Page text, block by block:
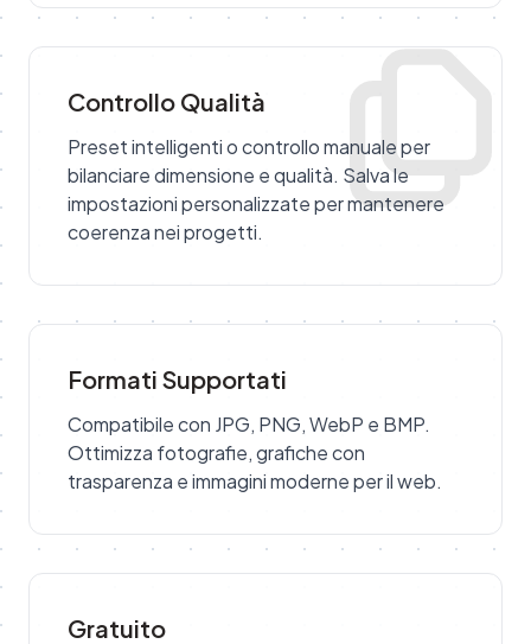
Controllo Qualità
Preset intelligenti o controllo manuale per
bilanciare dimensione e qualità. Salva le
impostazioni personalizzate per mantenere
coerenza nei progetti.
Formati Supportati
Compatibile con JPG, PNG, WebP e BMP.
Ottimizza fotografie, grafiche con
trasparenza e immagini moderne per il web.
Gratuito